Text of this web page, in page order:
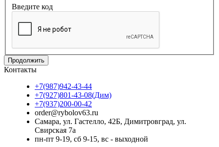
Введите код
Продолжить
Контакты
+7(987)942-43-44
+7(927)801-43-08(Дим)
+7(937)200-00-42
order@rybolov63.ru
Самара, ул. Гастелло, 42Б, Димитровград, ул.
Свирская 7а
пн-пт 9-19, сб 9-15, вс - выходной